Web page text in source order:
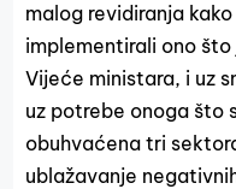
malog revidiranja
implementirali ono
Vijeće ministara, i uz
uz potrebe onoga što
obuhvaćena tri
ublažavanje